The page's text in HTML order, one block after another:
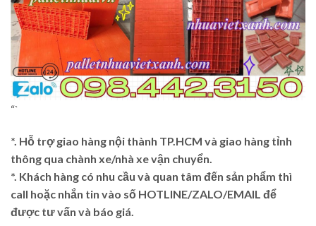
“`
*. Hỗ trợ giao hàng nội thành TP.HCM và giao hàng tỉnh
thông qua chành xe/nhà xe vận chuyển.
*. Khách hàng có nhu cầu và quan tâm đến sản phẩm thì
call hoặc nhắn tin vào số HOTLINE/ZALO/EMAIL để
được tư vấn và báo giá.